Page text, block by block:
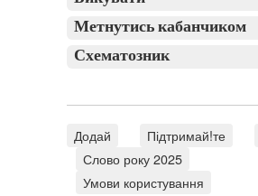
Метнутись кабанчиком
Схематозник
Додай Підтримай!те
Слово року 2025
Умови користування